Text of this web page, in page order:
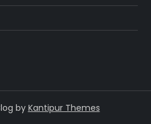
by Kantipur Themes